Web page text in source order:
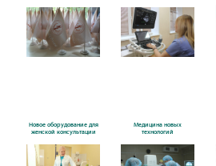
Новое оборудование для
женской консультации
Медицина новых
технологий